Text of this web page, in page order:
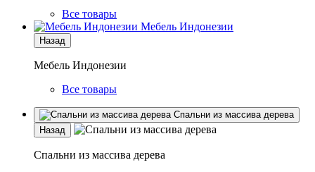
Все товары
Мебель Индонезии
Назад
Мебель Индонезии
Все товары
Спальни из массива дерева
Назад
Спальни из массива дерева